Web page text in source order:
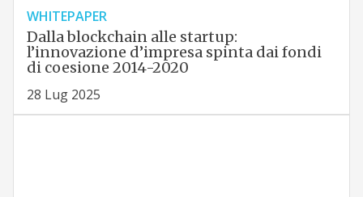
WHITEPAPER
Dalla blockchain alle startup:
l’innovazione d’impresa spinta dai fondi
di coesione 2014-2020
28 Lug 2025